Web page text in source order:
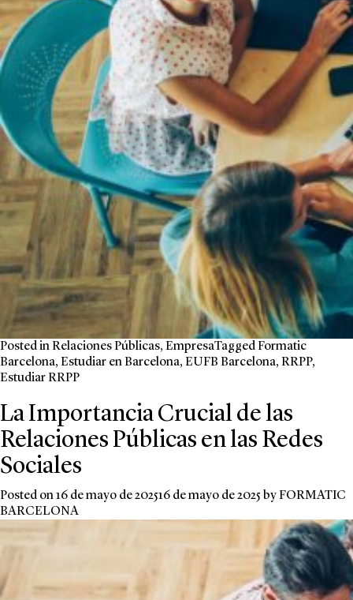
Posted inRelaciones Públicas, EmpresaTaggedFormatic
Barcelona, Estudiar en Barcelona, EUFB Barcelona, RRPP,
Estudiar RRPP
La Importancia Crucial de las
Relaciones Públicas en las Redes
Sociales
Posted on16 de mayo de 202516 de mayo de 2025 byFORMATIC
BARCELONA